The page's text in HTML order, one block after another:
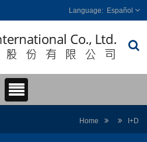
Español
Home I+D